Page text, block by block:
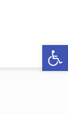
Abrir